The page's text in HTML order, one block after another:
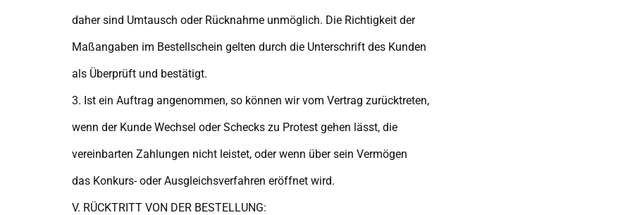
daher sind Umtausch oder Rücknahme unmöglich. Die Richtigkeit der
Maßangaben im Bestellschein gelten durch die Unterschrift des Kunden
als Überprüft und bestätigt.
3. Ist ein Auftrag angenommen, so können wir vom Vertrag zurücktreten,
wenn der Kunde Wechsel oder Schecks zu Protest gehen lässt, die
vereinbarten Zahlungen nicht leistet, oder wenn über sein Vermögen
das Konkurs- oder Ausgleichsverfahren eröffnet wird.
V. RÜCKTRITT VON DER BESTELLUNG: